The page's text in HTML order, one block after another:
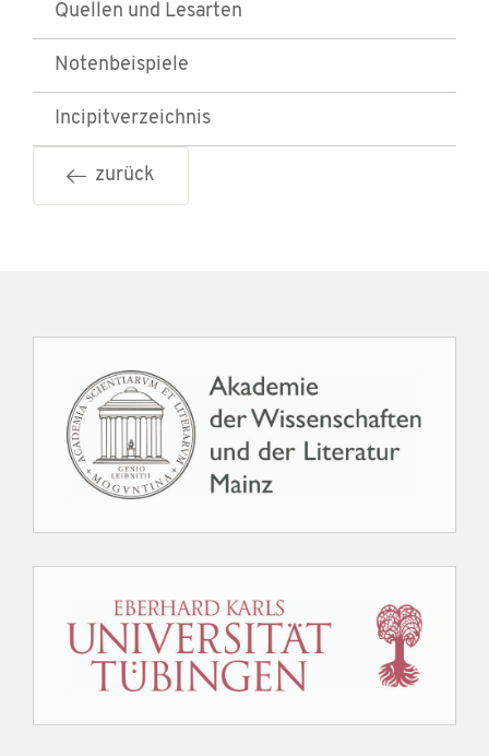
Quellen und Lesarten
Notenbeispiele
Incipitverzeichnis
zurück